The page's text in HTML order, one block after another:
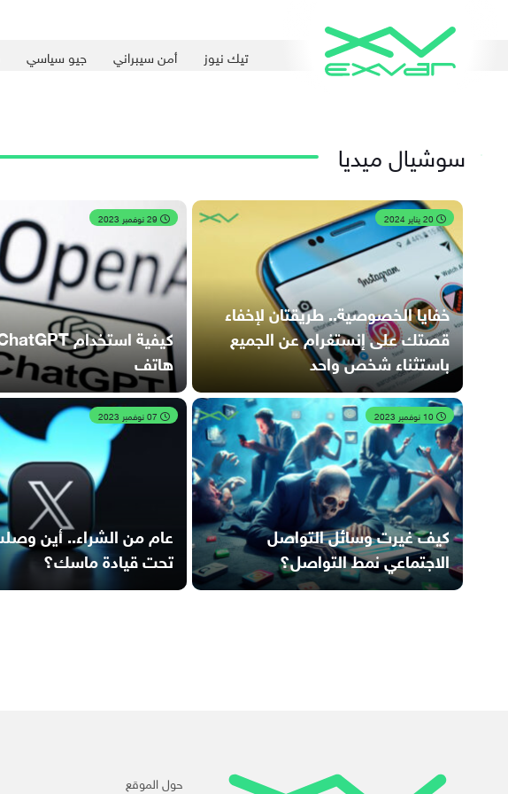
تيك نيوز أمن سيبراني جيو سياسي
سوشيال ميديا
خفايا الخصوصية.. طريقتان لإخفاء
قصتك على إنستغرام عن الجميع
باستثناء شخص واحد
هاتف
كيف غيرت وسائل التواصل
الاجتماعي نمط التواصل؟
تحت قيادة ماسك؟
حول الموقع